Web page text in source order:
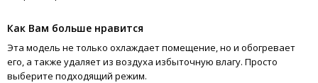
Как Вам больше нравится
Эта модель не только охлаждает помещение, но и обогревает
его, а также удаляет из воздуха избыточную влагу. Просто
выберите подходящий режим.